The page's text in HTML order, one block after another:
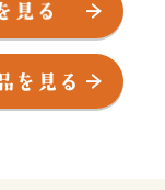
く肥えた土壌、ミ
が育つ条件に恵ま
じめ、みずみずし